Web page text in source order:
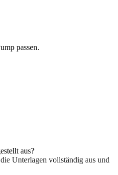
passen.
aus?
Unterlagen vollständig aus und